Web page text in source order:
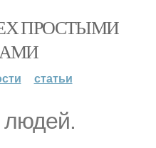
ПРОСТЫМИ
статьи
людей.